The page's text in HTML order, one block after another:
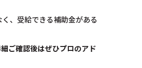
、受給できる補助金がある
ご確認後はぜひプロのアド